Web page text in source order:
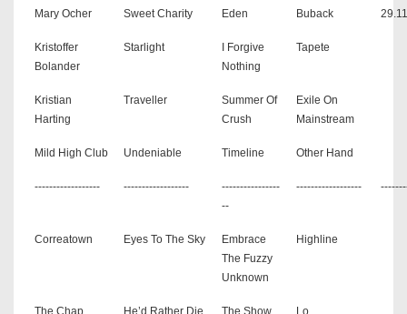
Mary Ocher Sweet Charity Eden Buback
Kristoffer
Bolander
Starlight
I Forgive
Nothing
Tapete
Kristian
Harting
Traveller
Summer Of
Crush
Exile On
Mainstream
Mild High Club Undeniable Timeline Other Hand
------------------ ------------------
----------------
--
------------------
Correatown Eyes To The Sky
Embrace
The Fuzzy
Unknown
Highline
The Chap He’d Rather Die, The Show Lo